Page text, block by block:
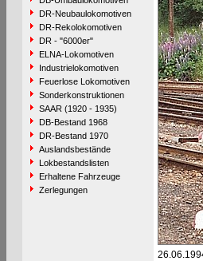
DR-Neubaulokomotiven
DR-Rekolokomotiven
DR - "6000er"
ELNA-Lokomotiven
Industrielokomotiven
Feuerlose Lokomotiven
Sonderkonstruktionen
SAAR (1920 - 1935)
DB-Bestand 1968
DR-Bestand 1970
Auslandsbestände
Lokbestandslisten
Erhaltene Fahrzeuge
Zerlegungen